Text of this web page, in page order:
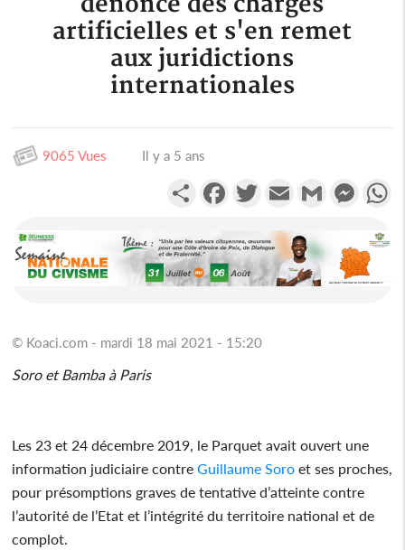
artificielles et s'en remet
aux juridictions
internationales
9065 Vues Il y a 5 ans
PartagerFacebookTwitterEmail Gmail
© Koaci.com - mardi 18 mai 2021 - 15:20
Soro et Bamba à Paris
Les 23 et 24 décembre 2019, le Parquet avait ouvert une
information judiciaire contreGuillaume Soro et ses proches,
pour présomptions graves de tentative d’atteinte contre
l’autorité de l’Etat et l’intégrité du territoire national et de
complot.